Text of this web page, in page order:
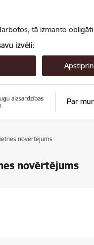
tā izmanto
izvēli:
Par
novērtējums
novērtējums